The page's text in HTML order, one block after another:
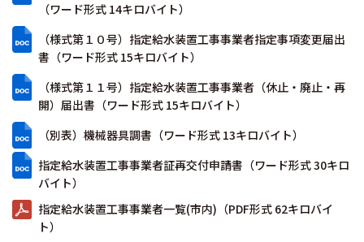
（ワード形式 14キロバイト）
（様式第１０号）指定給水装置工事事業者指定事項変更届出
書（ワード形式 15キロバイト）
（様式第１１号）指定給水装置工事事業者（休止・廃止・再
開）届出書（ワード形式 15キロバイト）
（別表）機械器具調書（ワード形式 13キロバイト）
指定給水装置工事事業者証再交付申請書（ワード形式 30キロ
バイト）
指定給水装置工事事業者一覧(市内)（PDF形式 62キロバイ
ト）